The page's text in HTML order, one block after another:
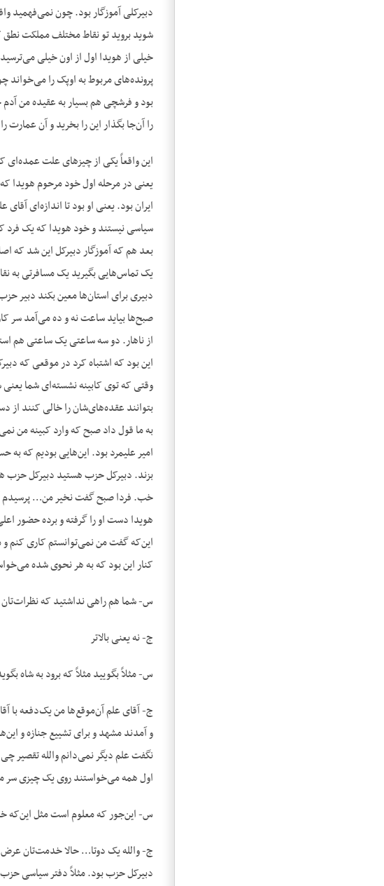
دبیرکلی آموزگار بود. چون نمی‌فهمید
شوید بروید تو نقاط مختلف مملکت نطق
خیلی از هویدا اول از اون خیلی
پرونده‌های مربوط به اوپک را
بود و فرشچی هم بسیار به عقیده من
را آن‌جا بگذار این را بخرید و آن
این واقعاً یکی از چیزهای علت
یعنی در مرحله اول خود مرحوم هویدا
ایران بود. یعنی او بود تا اندازه‌ای
سیاسی نیستند و خود هویدا که یک
بعد هم که آموزگار دبیرکل این شد که
یک تماس‌هایی بگیرید یک مسافرتی به
دبیری برای استان‌ها معین بکند
صبح‌ها بیاید ساعت نه و ده می‌آمد سر
از ناهار. دو سه ساعتی یک ساعتی هم
این بود که اشتباه کرد در موقعی که
وقتی که توی کابینه نشسته‌ای شما
بتوانند عقده‌های‌شان را خالی کنند از
به ما قول داد صبح که وارد کبینه من
امیر علیمرد بود. این‌هایی بودیم که
بزند. دبیرکل حزب هستید دبیرکل حزب
خب. فردا صبح گفت نخیر من… پرسیدم
هویدا دست او را گرفته و برده حضور
کنار این بود که به هر نحوی شده
س- شما هم راهی نداشتید که نظرات‌تان
ج- نه یعنی بالاتر
س- مثلاً بگویید مثلاً که برود به شاه
ج- آقای علم آن‌موقع‌ها من یک‌دفعه با
و آمدند مشهد و برای تشییع جنازه و
نگفت علم دیگر نمی‌دانم والله تقصیر
اول همه می‌خواستند روی یک چیزی سر
س- این‌جور که معلوم است مثل این‌که
ج- والله یک دوتا… حالا خدمت‌تان عرض
دبیرکل حزب بود. مثلاً دفتر سیاسی